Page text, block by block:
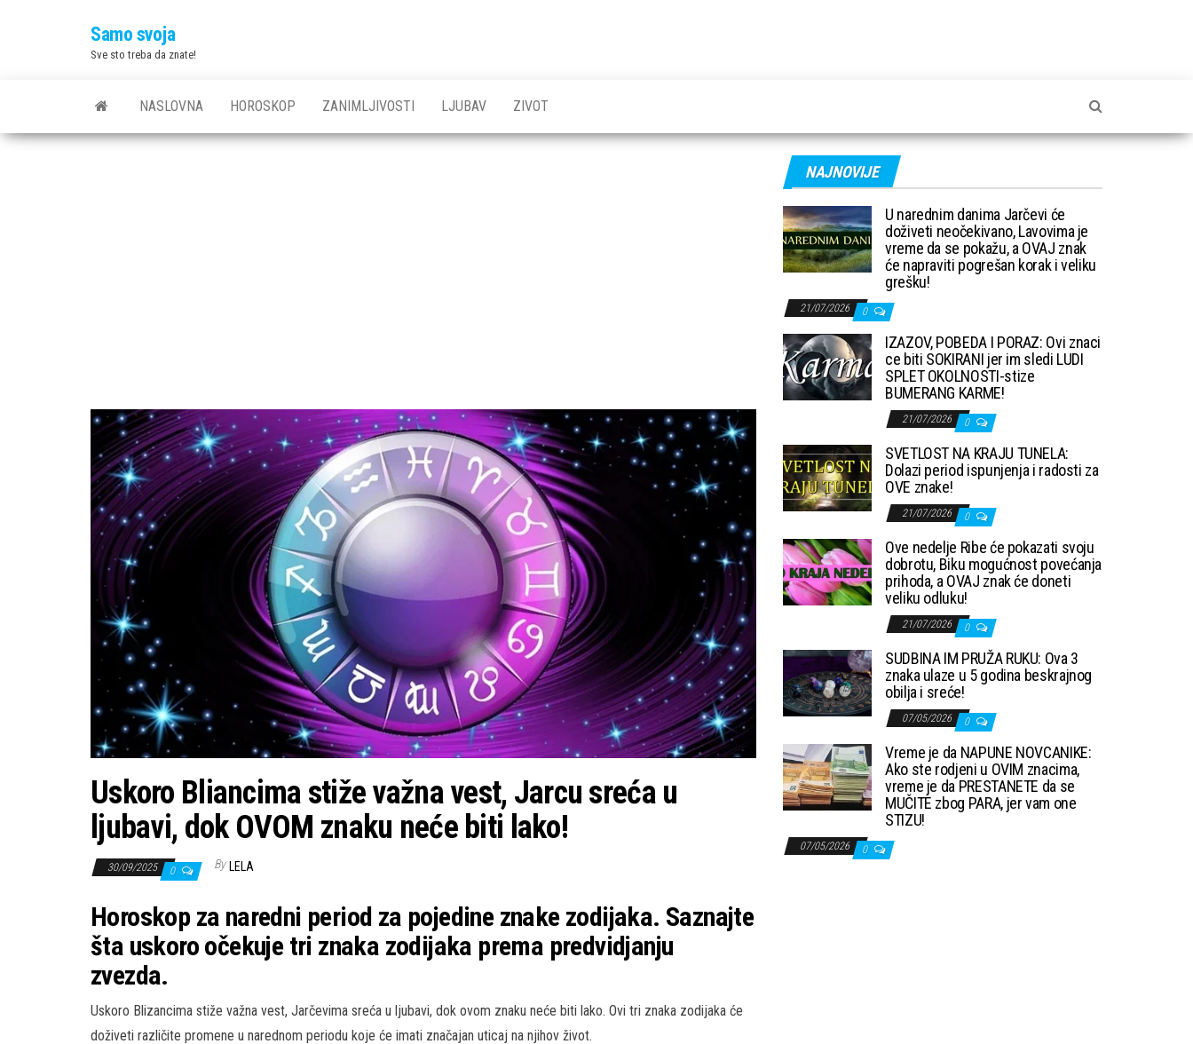
Samo svoja
Sve sto treba da znate!
NASLOVNA HOROSKOP ZANIMLJIVOSTI LJUBAV ZIVOT
Uskoro Bliancima stiže važna vest, Jarcu sreća u
ljubavi, dok OVOM znaku neće biti lako!
30/09/2025 0 By LELA
Horoskop za naredni period za pojedine znake zodijaka. Saznajte
šta uskoro očekuje tri znaka zodijaka prema predvidjanju
zvezda.
Uskoro Blizancima stiže važna vest, Jarčevima sreća u ljubavi, dok ovom znaku neće biti lako. Ovi tri znaka zodijaka će
doživeti različite promene u narednom periodu koje će imati značajan uticaj na njihov život.
NAJNOVIJE
U narednim danima Jarčevi će
doživeti neočekivano, Lavovima je
vreme da se pokažu, a OVAJ znak
će napraviti pogrešan korak i veliku
grešku!
21/07/2026 0
IZAZOV, POBEDA I PORAZ: Ovi znaci
ce biti SOKIRANI jer im sledi LUDI
SPLET OKOLNOSTI-stize
BUMERANG KARME!
21/07/2026 0
SVETLOST NA KRAJU TUNELA:
Dolazi period ispunjenja i radosti za
OVE znake!
21/07/2026 0
Ove nedelje Ribe će pokazati svoju
dobrotu, Biku mogućnost povećanja
prihoda, a OVAJ znak će doneti
veliku odluku!
21/07/2026 0
SUDBINA IM PRUŽA RUKU: Ova 3
znaka ulaze u 5 godina beskrajnog
obilja i sreće!
07/05/2026 0
Vreme je da NAPUNE NOVCANIKE:
Ako ste rodjeni u OVIM znacima,
vreme je da PRESTANETE da se
MUČITE zbog PARA, jer vam one
STIZU!
07/05/2026 0